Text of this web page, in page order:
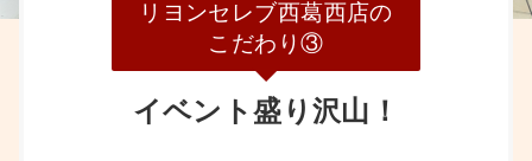
リヨンセレブ西葛西店の
こだわり③
イベント盛り沢山！